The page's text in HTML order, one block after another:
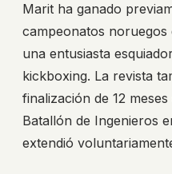
Marit ha ganado
campeonatos
una entusiasta
kickboxing. La revista
finalización de 12
Batallón de Ingenieros
extendió